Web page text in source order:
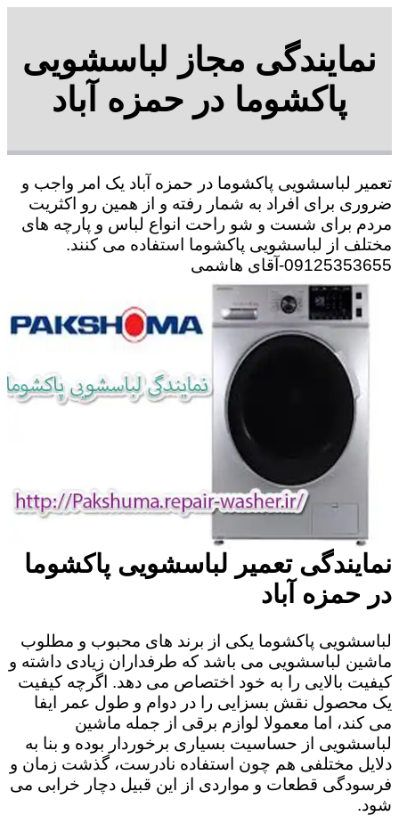
نمایندگی مجاز لباسشویی
پاکشوما در حمزه آباد
تعمیر لباسشویی پاکشوما در حمزه آباد یک امر واجب و
ضروری برای افراد به شمار رفته و از همین رو اکثریت
مردم برای شست و شو راحت انواع لباس و پارچه های
مختلف از لباسشویی پاکشوما استفاده می کنند.
09125353655-آقای هاشمی
نمایندگی تعمیر لباسشویی پاکشوما
در حمزه آباد
لباسشویی پاکشوما یکی از برند های محبوب و مطلوب
ماشین لباسشویی می باشد که طرفداران زیادی داشته و
کیفیت بالایی را به خود اختصاص می دهد. اگرچه کیفیت
یک محصول نقش بسزایی را در دوام و طول عمر ایفا
می کند، اما معمولا لوازم برقی از جمله ماشین
لباسشویی از حساسیت بسیاری برخوردار بوده و بنا به
دلایل مختلفی هم چون استفاده نادرست، گذشت زمان و
فرسودگی قطعات و مواردی از این قبیل دچار خرابی می
شود.